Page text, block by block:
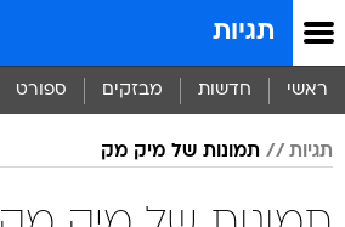
תגיות
ראשי חדשות מבזקים ספורט
תגיות תמונות של מיק מק